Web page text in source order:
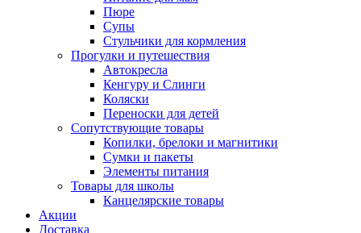
Пюре
Супы
Стульчики для кормления
Прогулки и путешествия
Автокресла
Кенгуру и Слинги
Коляски
Переноски для детей
Сопутствующие товары
Копилки, брелоки и магнитики
Сумки и пакеты
Элементы питания
Товары для школы
Канцелярские товары
Акции
Доставка